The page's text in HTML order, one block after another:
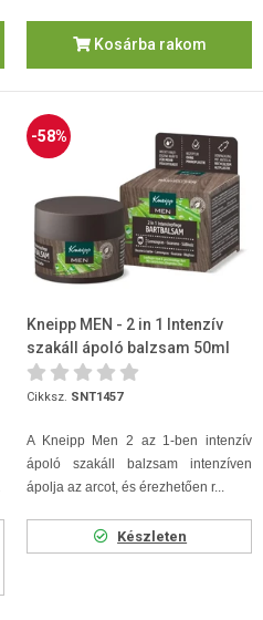
Kosárba rakom
-58%
Kneipp MEN - 2 in 1 Intenzív
szakáll ápoló balzsam 50ml
Cikksz. SNT1457
A Kneipp Men 2 az 1-ben intenzív
ápoló szakáll balzsam intenzíven
ápolja az arcot, és érezhetően r...
Készleten